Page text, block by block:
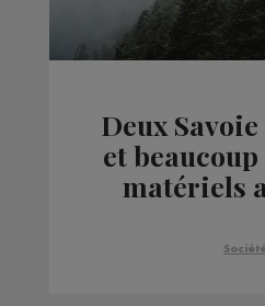
Deux
et
matériels
Société